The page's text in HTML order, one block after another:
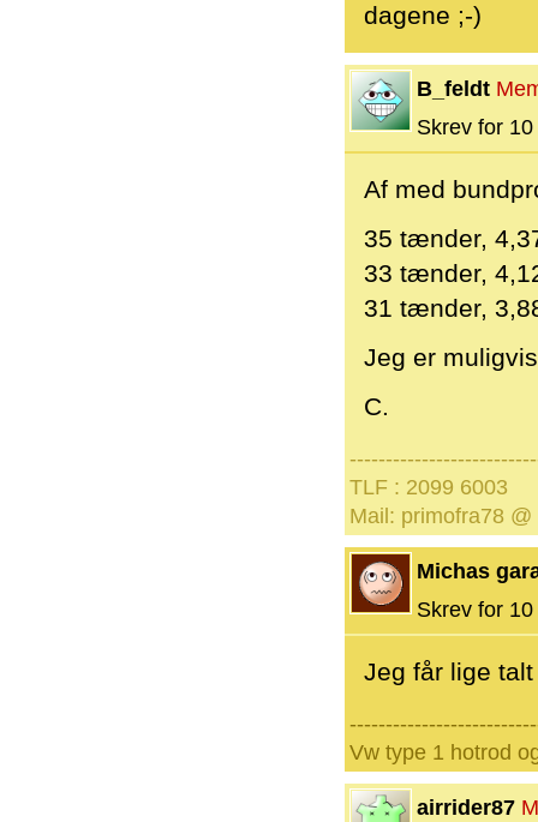
dagene ;-)
B_feldt
Skrev for
Af med
35 tænder,
33 tænder,
31 tænder,
Jeg er
C.
TLF : 2099 6003
Mail: primofra78
Michas
Skrev for
Jeg får lige
Vw type 1 hotrod
airrider87